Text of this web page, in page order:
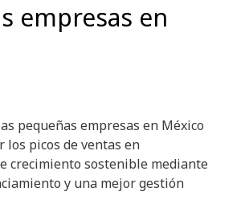
empresas en
pequeñas empresas en México
los picos de ventas en
crecimiento sostenible mediante
y una mejor gestión